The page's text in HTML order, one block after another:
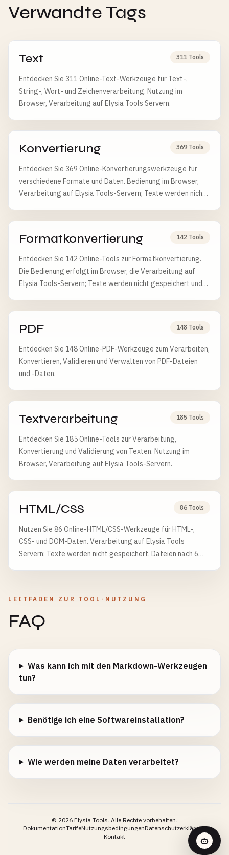
Verwandte Tags
Text 311 Tools
Entdecken Sie 311 Online-Text-Werkzeuge für Text-,
String-, Wort- und Zeichenverarbeitung. Nutzung im
Browser, Verarbeitung auf Elysia Tools Servern.
Konvertierung 369 Tools
Entdecken Sie 369 Online-Konvertierungswerkzeuge für
verschiedene Formate und Daten. Bedienung im Browser,
Verarbeitung auf Elysia Tools-Servern; Texte werden nicht
Formatkonvertierung 142 Tools
Entdecken Sie 142 Online-Tools zur Formatkonvertierung.
Die Bedienung erfolgt im Browser, die Verarbeitung auf
Elysia Tools-Servern; Texte werden nicht gespeichert und
PDF 148 Tools
Entdecken Sie 148 Online-PDF-Werkzeuge zum Verarbeiten,
Konvertieren, Validieren und Verwalten von PDF-Dateien
und -Daten.
Textverarbeitung 185 Tools
Entdecken Sie 185 Online-Tools zur Verarbeitung,
Konvertierung und Validierung von Texten. Nutzung im
Browser, Verarbeitung auf Elysia Tools-Servern.
HTML/CSS 86 Tools
Nutzen Sie 86 Online-HTML/CSS-Werkzeuge für HTML-,
CSS- und DOM-Daten. Verarbeitung auf Elysia Tools
Servern; Texte werden nicht gespeichert, Dateien nach 6
LEITFADEN ZUR TOOL-NUTZUNG
FAQ
Was kann ich mit den Markdown-Werkzeugen
tun?
Benötige ich eine Softwareinstallation?
Wie werden meine Daten verarbeitet?
© 2026 Elysia Tools. Alle Rechte vorbehalten.
DokumentationTarifeNutzungsbedingungenDatenschutzerklärung
Kontakt